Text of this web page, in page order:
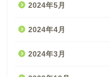
2024年5月
2024年4月
2024年3月